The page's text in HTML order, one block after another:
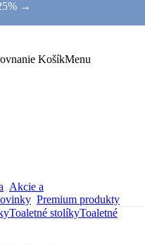
→
KošíkMenu
Akcie a
Premium produkty
Toaletné stolíkyToaletné